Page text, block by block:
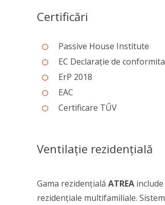
Certificări
Passive House Institute
EC Declarație de
ErP 2018
EAC
Certificare TŰV
Ventilație rezidențială
Gama rezidențială ATREA include
rezidențiale multifamiliale.